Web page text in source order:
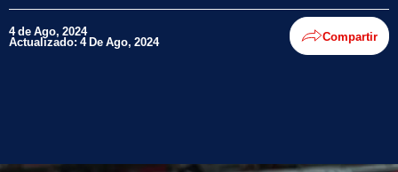
4 de Ago, 2024
Actualizado: 4 De Ago, 2024 Compartir